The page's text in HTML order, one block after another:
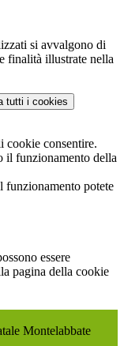
si avvalgono di
finalità illustrate nella
tutti i cookies
cookie consentire.
il funzionamento della
funzionamento potete
essere
pagina della cookie
Montelabbate